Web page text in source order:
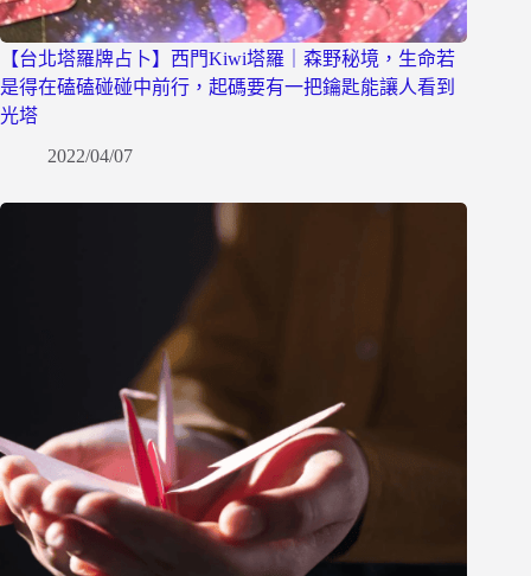
【台北塔羅牌占卜】西門Kiwi塔羅｜森野秘境，生命若
是得在磕磕碰碰中前行，起碼要有一把鑰匙能讓人看到
光塔
2022/04/07